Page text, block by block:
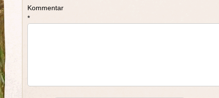
Kommentar
*